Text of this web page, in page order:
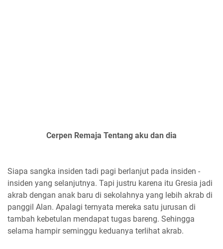
Cerpen Remaja Tentang aku dan dia
Siapa sangka insiden tadi pagi berlanjut pada insiden -
insiden yang selanjutnya. Tapi justru karena itu Gresia jadi
akrab dengan anak baru di sekolahnya yang lebih akrab di
panggil Alan. Apalagi ternyata mereka satu jurusan di
tambah kebetulan mendapat tugas bareng. Sehingga
selama hampir seminggu keduanya terlihat akrab.